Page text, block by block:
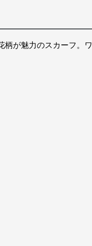
柄が魅力のスカーフ。